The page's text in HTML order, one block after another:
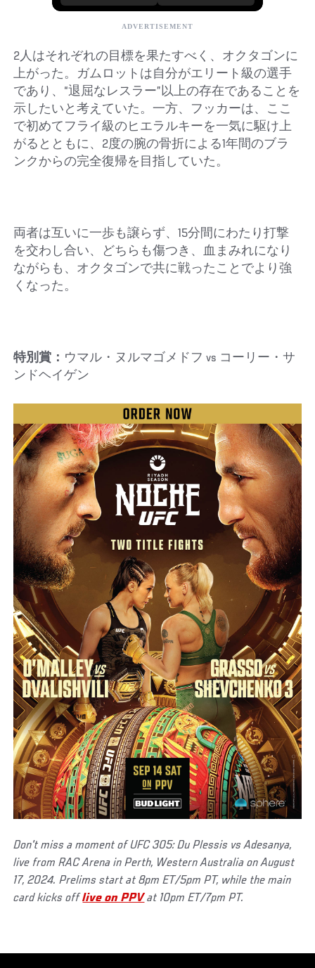
2人はそれぞれの目標を果たすべく、オクタゴンに
上がった。ガムロットは自分がエリート級の選手
であり、“退屈なレスラー”以上の存在であることを
示したいと考えていた。一方、フッカーは、ここ
で初めてフライ級のヒエラルキーを一気に駆け上
がるとともに、2度の腕の骨折による1年間のブラ
ンクからの完全復帰を目指していた。
両者は互いに一歩も譲らず、15分間にわたり打撃
を交わし合い、どちらも傷つき、血まみれになり
ながらも、オクタゴンで共に戦ったことでより強
くなった。
特別賞： ウマル・ヌルマゴメドフ vs コーリー・サ
ンドヘイゲン
Don't miss a moment of UFC 305: Du Plessis vs Adesanya,
live from RAC Arena in Perth, Western Australia on August
17, 2024. Prelims start at 8pm ET/5pm PT, while the main
card kicks offlive on PPVat 10pm ET/7pm PT.